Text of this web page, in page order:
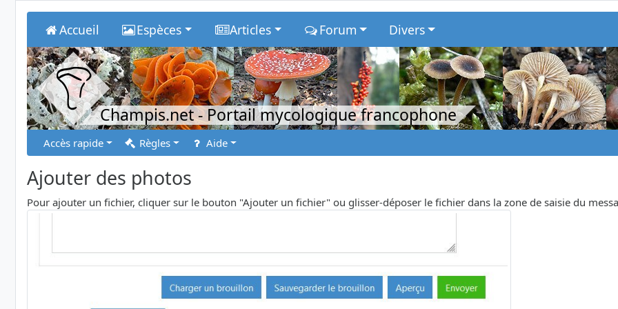
Accueil Espèces Articles Forum Divers
Champis.net- Portail mycologique francophone
Accès rapide Règles Aide
Ajouter des photos
Pour ajouter un fichier, cliquer sur le bouton "Ajouter un fichier" ou glisser-déposer le fichier dans la zone de saisie du